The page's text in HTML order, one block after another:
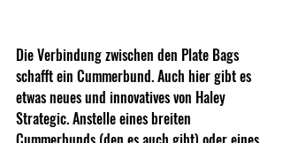
Die Verbindung zwischen den Plate Bags
schafft ein Cummerbund. Auch hier gibt es
etwas neues und innovatives von Haley
Strategic. Anstelle eines breiten